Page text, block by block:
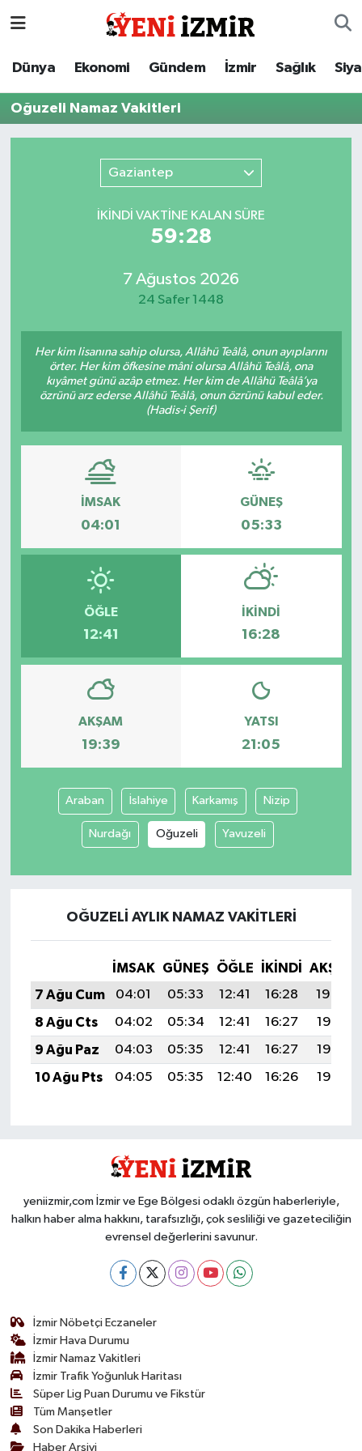
Dünya Ekonomi Gündem İzmir Sağlık
Oğuzeli Namaz Vakitleri
Gaziantep
İKINDI VAKTİNE KALAN SÜRE
59:28
7 Ağustos 2026
24 Safer 1448
Her kim lisanına sahip olursa, Allâhü Teâlâ, onun ayıplarını
örter. Her kim öfkesine mâni olursa Allâhü Teâlâ, ona
kıyâmet günü azâp etmez. Her kim de Allâhü Teâlâ’ya
özrünü arz ederse Allâhü Teâlâ, onun özrünü kabul eder.
(Hadis-i Şerif)
İMSAK
04:01
GÜNEŞ
05:33
ÖĞLE
12:41
İKINDI
16:28
AKŞAM
19:39
YATSI
21:05
Araban İslahiye Karkamış Nizip
Nurdağı Oğuzeli Yavuzeli
OĞUZELI AYLIK NAMAZ VAKITLERI
İMSAK GÜNEŞ ÖĞLE İKINDI
AKŞAM
7 Ağu Cum
04:01 05:33 12:41 16:28
19:39
8 Ağu Cts
04:02 05:34 12:41 16:27
19:38
9 Ağu Paz
04:03 05:35 12:41 16:27
19:37
10 Ağu Pts
04:05 05:35 12:40 16:26 19:35
yeniizmir,com İzmir ve Ege Bölgesi odaklı özgün haberleriyle,
halkın haber alma hakkını, tarafsızlığı, çok sesliliği ve gazeteciliğin
evrensel değerlerini savunur.
İzmir Nöbetçi Eczaneler
İzmir Hava Durumu
İzmir Namaz Vakitleri
İzmir Trafik Yoğunluk Haritası
Süper Lig Puan Durumu ve Fikstür
Tüm Manşetler
Son Dakika Haberleri
Haber Arşivi
Dünya
Ekonomi
Resmi İlanlar
Spor
Teknoloji
Tatil ve Seyahat
Okul Gazetesi
İzmir Nöbetçi Eczaneler
İzmir Hava Durumu
İzmir Trafik Yoğunluk Haritası
Süper Lig Puan Durumu ve Fikstür
Haber Arşivi